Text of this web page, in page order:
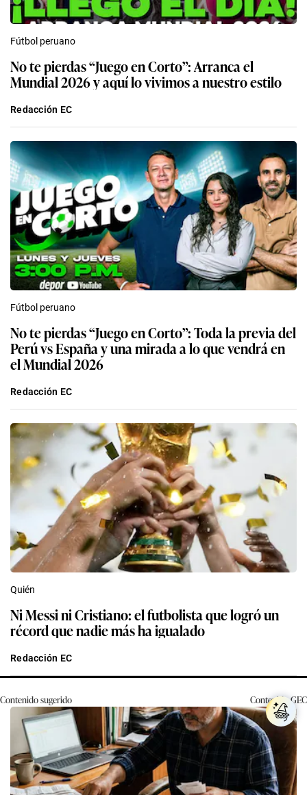
Fútbol peruano
No te pierdas “Juego en Corto”: Arranca el
Mundial 2026 y aquí lo vivimos a nuestro estilo
Redacción EC
Fútbol peruano
No te pierdas “Juego en Corto”: Toda la previa del
Perú vs España y una mirada a lo que vendrá en
el Mundial 2026
Redacción EC
Quién
Ni Messi ni Cristiano: el futbolista que logró un
récord que nadie más ha igualado
Redacción EC
Contenido sugerido Contenido GEC